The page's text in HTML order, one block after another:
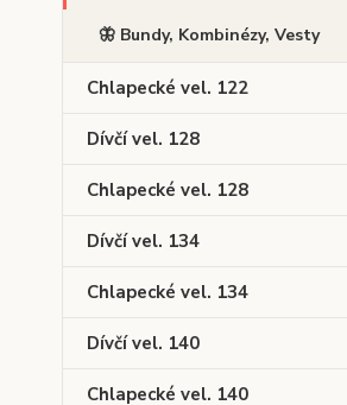
🦋 Bundy, Kombinézy, Vesty
Chlapecké vel. 122
Dívčí vel. 128
Chlapecké vel. 128
Dívčí vel. 134
Chlapecké vel. 134
Dívčí vel. 140
Chlapecké vel. 140